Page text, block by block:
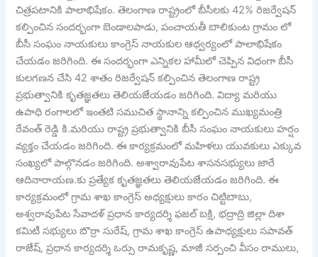
చిత్రపటానికి పాలాభిషేకం. తెలంగాణ రాష్ట్రంలో బీసీలకు 42% రిజర్వేషన్
కల్పించిన సందర్భంగా బెండాలపాడు, పంచాయతీ బాలికుంట గ్రామం లో
బీసీ సంఘం నాయకులు కాంగ్రెస్ నాయకుల ఆధ్వర్యంలో పాలాభిషేకం
చేయడం జరిగింది. ఈ సందర్భంగా ఎన్నికల హామీలో చెప్పిన విధంగా బీసీ
కులగణన చేసి 42 శాతం రిజర్వేషన్ కల్పించిన తెలంగాణ రాష్ట్ర
ప్రభుత్వానికి కృతజ్ఞతలు తెలియజేయడం జరిగింది. విద్యా మరియు
ఉపాధి రంగాలలో ఇంతటి సముచిత స్థానాన్ని కల్పించిన ముఖ్యమంత్రి
రేవంత్ రెడ్డి కి.మరియు రాష్ట్ర ప్రభుత్వానికి బీసీ సంఘం నాయకులు హర్షం
వ్యక్తం చేయడం జరిగింది. ఈ కార్యక్రమంలో మహిళలు యువకులు ఎక్కువ
సంఖ్యలో పాల్గొనడం జరిగింది. అశ్వారావుపేట శాసనసభ్యులు జారే
ఆదినారాయణ.కు ప్రత్యేక కృతజ్ఞతలు తెలియజేయడం జరిగింది. ఈ
కార్యక్రమంలో గ్రామ శాఖ కాంగ్రెస్ అధ్యక్షులు కారం చిట్టిబాబు,
అశ్వరావుపేట సేవాదళ్ ప్రధాన కార్యదర్శి ఫజల్ బక్షి, భద్రాద్రి జిల్లా దిశా
కమిటీ సభ్యులు బొర్రా సురేష్, గ్రామ శాఖ కాంగ్రెస్ ఉపాధ్యక్షులు సపావత్
రాజేష్, ప్రధాన కార్యదర్శి ఒర్సు రామకృష్ణ, మాజీ సర్పంచి వీసం రాములు,